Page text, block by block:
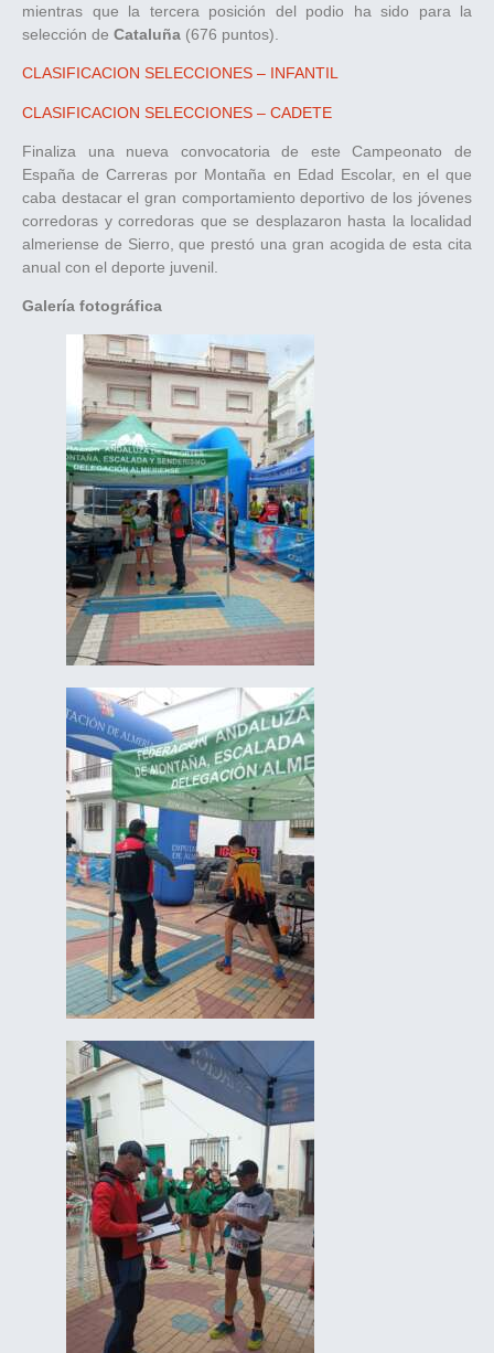
mientras que la tercera posición del podio ha sido para la
selección de Cataluña (676 puntos).
CLASIFICACION SELECCIONES – INFANTIL
CLASIFICACION SELECCIONES – CADETE
Finaliza una nueva convocatoria de este Campeonato de
España de Carreras por Montaña en Edad Escolar, en el que
caba destacar el gran comportamiento deportivo de los jóvenes
corredoras y corredoras que se desplazaron hasta la localidad
almeriense de Sierro, que prestó una gran acogida de esta cita
anual con el deporte juvenil.
Galería fotográfica